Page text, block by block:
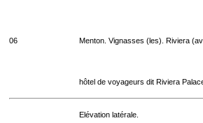
06 Menton. Vignasses (les). Riviera
hôtel de voyageurs dit Riviera
Elévation latérale.